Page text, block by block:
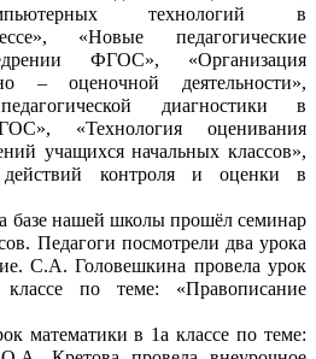
технологий в
«Новые педагогические
ФГОС», «Организация
– оценочной деятельности»,
диагностики в
«Технология оценивания
учащихся начальных классов»,
контроля и оценки в
нашей школы прошёл семинар
Педагоги посмотрели два урока
С.А. Головешкина провела урок
по теме: «Правописание
математики в 1а классе по теме: